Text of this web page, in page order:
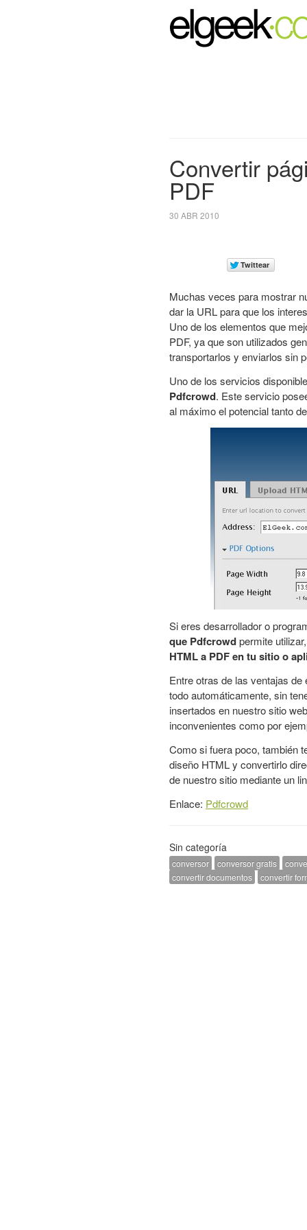
Convertir
PDF
30 ABR 2010
Muchas veces para mostrar
dar la URL para que los
Uno de los elementos que
PDF, ya que son utilizados
transportarlos y enviarlos sin
Uno de los servicios
Pdfcrowd. Este servicio
al máximo el potencial tanto
Si eres desarrollador o
que Pdfcrowdpermite
HTML a PDF en tu sitio o
Entre otras de las ventajas
todo automáticamente, sin
insertados en nuestro sitio
inconvenientes como por
Como si fuera poco, también
diseño HTML y convertirlo
de nuestro sitio mediante un
Enlace: Pdfcrowd
Sin categoría
conversor conversor gratis
convertir documentos
convertir